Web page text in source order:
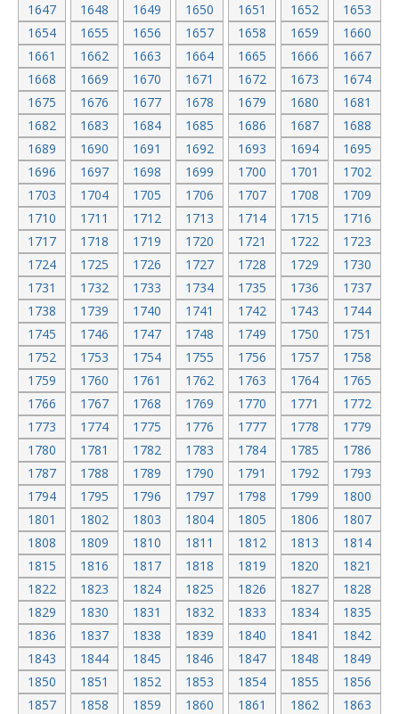
1647
1648 1649 1650 1651 1652
1653
1654
1655 1656 1657 1658 1659
1660
1661
1662 1663 1664 1665 1666
1667
1668
1669 1670 1671 1672 1673
1674
1675
1676 1677 1678 1679 1680
1681
1682
1683 1684 1685 1686 1687
1688
1689
1690 1691 1692 1693 1694
1695
1696
1697 1698 1699 1700 1701
1702
1703
1704 1705 1706 1707 1708
1709
1710
1711 1712 1713 1714 1715
1716
1717
1718 1719 1720 1721 1722
1723
1724
1725 1726 1727 1728 1729
1730
1731
1732 1733 1734 1735 1736
1737
1738
1739 1740 1741 1742 1743
1744
1745
1746 1747 1748 1749 1750
1751
1752
1753 1754 1755 1756 1757
1758
1759
1760 1761 1762 1763 1764
1765
1766
1767 1768 1769 1770 1771
1772
1773
1774 1775 1776 1777 1778
1779
1780
1781 1782 1783 1784 1785
1786
1787
1788 1789 1790 1791 1792
1793
1794
1795 1796 1797 1798 1799
1800
1801
1802 1803 1804 1805 1806
1807
1808
1809 1810 1811 1812 1813
1814
1815
1816 1817 1818 1819 1820
1821
1822
1823 1824 1825 1826 1827
1828
1829
1830 1831 1832 1833 1834
1835
1836
1837 1838 1839 1840 1841
1842
1843
1844 1845 1846 1847 1848
1849
1850
1851 1852 1853 1854 1855
1856
1857
1858 1859 1860 1861 1862
1863